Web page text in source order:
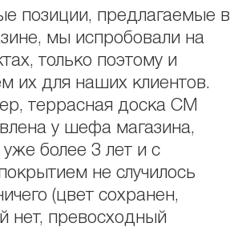
позиции, предлагаемые в
мы испробовали на
только поэтому и
их для наших клиентов.
террасная доска CM
у шефа магазина,
более 3 лет и с
не случилось
(цвет сохранен,
нет, превосходный